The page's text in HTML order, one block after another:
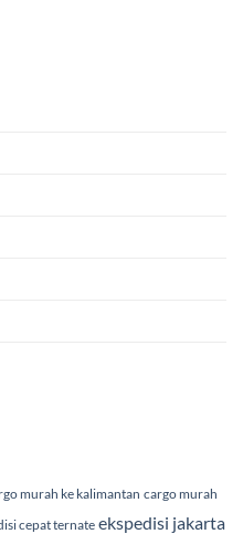
murah ke kalimantan cargo murah
cepat ternate ekspedisi jakarta